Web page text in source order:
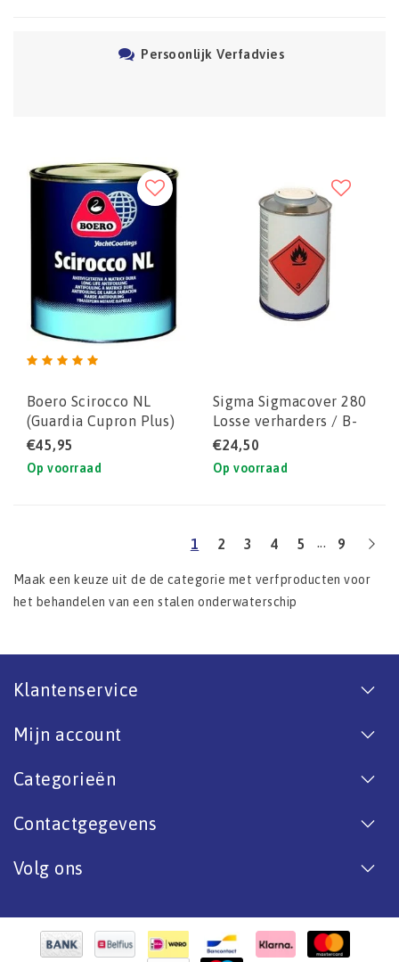
Persoonlijk Verfadvies
Boero Scirocco NL
(Guardia Cupron Plus)
koperhoudende
antifouling
€45,95
Op voorraad
Sigma Sigmacover 280
Losse verharders / B-
componenten - (0,8 ltr
voor 4 ltr set)
€24,50
Op voorraad
1 2 3 4 5 ... 9
Maak een keuze uit de de categorie met verfproducten voor
het behandelen van een stalen onderwaterschip
Klantenservice
Mijn account
Categorieën
Contactgegevens
Volg ons